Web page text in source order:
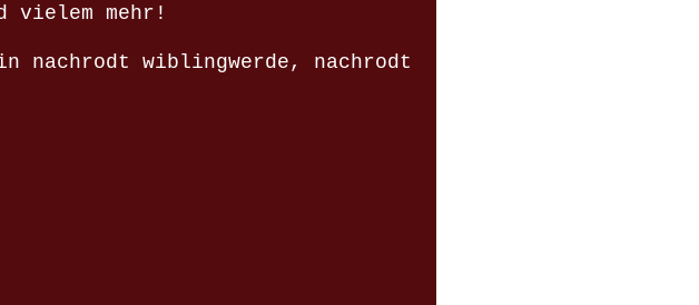
vielem mehr!
nachrodt wiblingwerde, nachrodt